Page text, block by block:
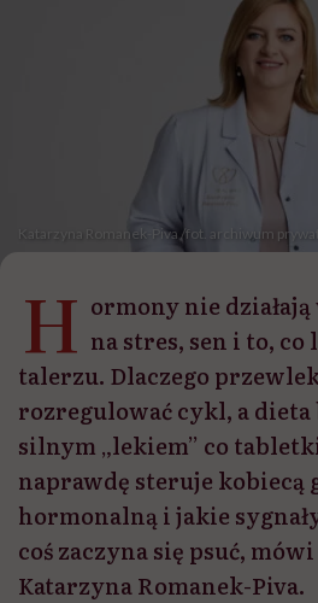
Katarzyna Romanek-Piva /fot. archiwum
H ormony nie
na stres, sen i to, co
talerzu. Dlaczego
rozregulować cykl, a
silnym „lekiem” co
naprawdę steruje kobiecą
hormonalną i jakie
coś zaczyna się psuć,
Katarzyna Romanek-Piva.